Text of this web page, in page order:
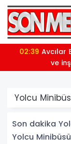
02:39Avcılar Belediyesi soruşturmasında 12 belediye
ve
Yolcu
Son dakika
Yolcu